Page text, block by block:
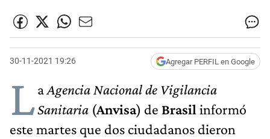
30-11-2021 19:26 Agregar PERFIL en Google
LaAgencia Nacional de Vigilancia
Sanitaria (Anvisa) de Brasil informó
este martes que dos ciudadanos dieron